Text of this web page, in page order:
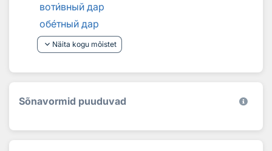
вотивный дар
обетный дар
keyboard_arrow_down Näita kogu mõistet
Sõnavormid puuduvad